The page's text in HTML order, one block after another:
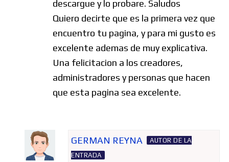
descargue y lo probare. Saludos
Quiero decirte que es la primera vez que
encuentro tu pagina, y para mi gusto es
excelente ademas de muy explicativa.
Una felicitacion a los creadores,
administradores y personas que hacen
que esta pagina sea excelente.
GERMAN REYNA
AUTOR DE LA
ENTRADA